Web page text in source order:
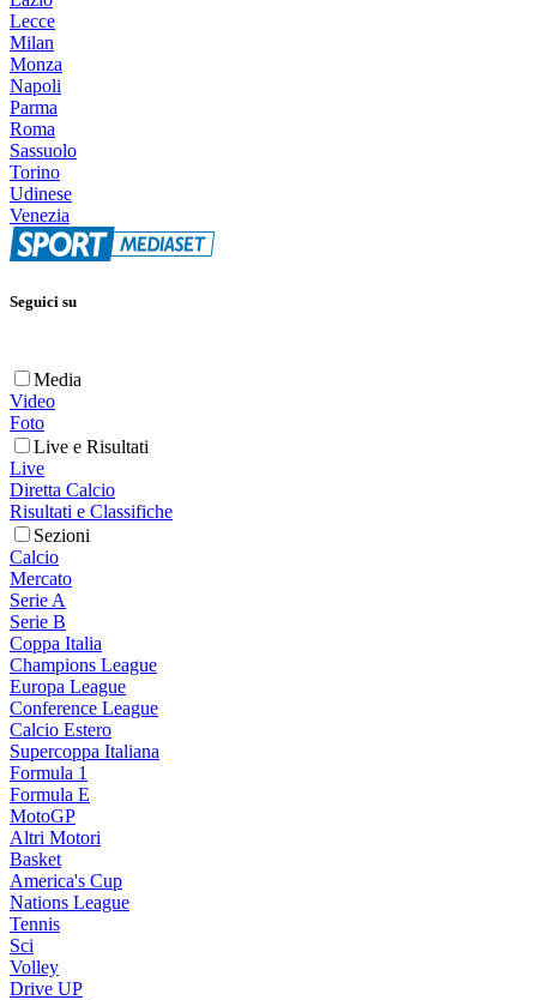
Lecce
Milan
Monza
Napoli
Parma
Roma
Sassuolo
Torino
Udinese
Venezia
Seguici su
Media
Video
Foto
Live e Risultati
Live
Diretta Calcio
Risultati e Classifiche
Sezioni
Calcio
Mercato
Serie A
Serie B
Coppa Italia
Champions League
Europa League
Conference League
Calcio Estero
Supercoppa Italiana
Formula 1
Formula E
MotoGP
Altri Motori
Basket
America's Cup
Nations League
Tennis
Sci
Volley
Drive UP